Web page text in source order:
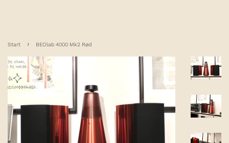
Start › BEOlab 4000 Mk2 Rød